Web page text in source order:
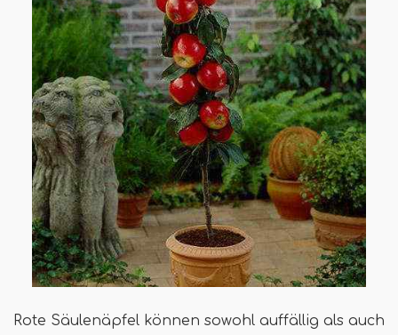
Rote Säulenäpfel können sowohl auffällig als auch